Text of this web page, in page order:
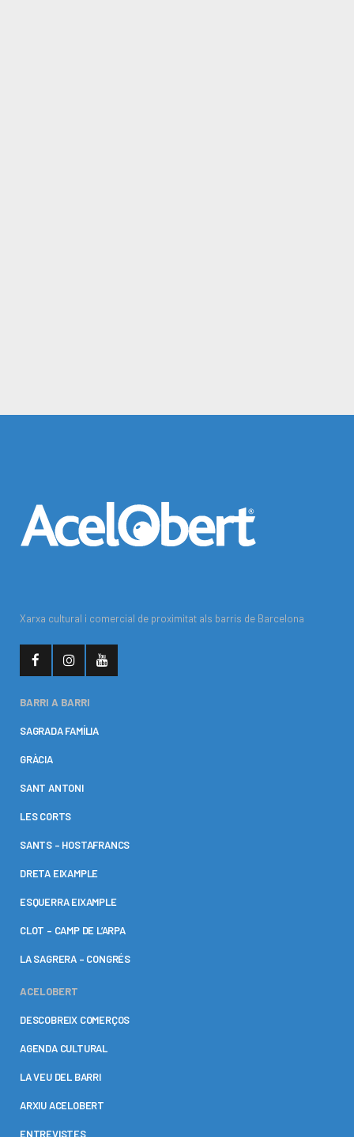
Xarxa cultural i comercial de proximitat als barris de Barcelona
BARRI A BARRI
SAGRADA FAMÍLIA
GRÀCIA
SANT ANTONI
LES CORTS
SANTS – HOSTAFRANCS
DRETA EIXAMPLE
ESQUERRA EIXAMPLE
CLOT – CAMP DE L’ARPA
LA SAGRERA – CONGRÉS
ACELOBERT
DESCOBREIX COMERÇOS
AGENDA CULTURAL
LA VEU DEL BARRI
ARXIU ACELOBERT
ENTREVISTES